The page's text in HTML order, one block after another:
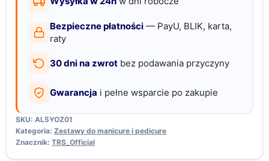
PaznokciBezpieczne płatności — PayU, BLIK, karta,
raty
30 dni na zwrot bez podawania przyczyny
Gwarancja i pełne wsparcie po zakupie
SKU: AL5YOZ01
Kategoria: Zestawy do manicure i pedicure
Znacznik: TRS_Official